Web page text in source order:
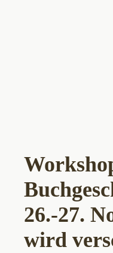
26.-27.
wird